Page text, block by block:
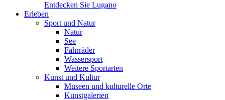
Entdecken Sie Lugano
Erleben
Sport und Natur
Natur
See
Fahrräder
Wassersport
Weitere Sportarten
Kunst und Kultur
Museen und kulturelle Orte
Kunstgalerien